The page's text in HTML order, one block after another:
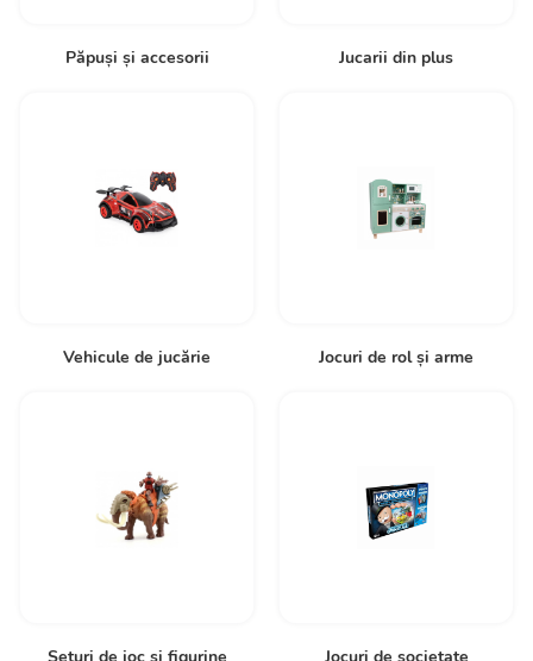
Păpuși și accesorii Jucarii din plus
Vehicule de jucărie Jocuri de rol și arme